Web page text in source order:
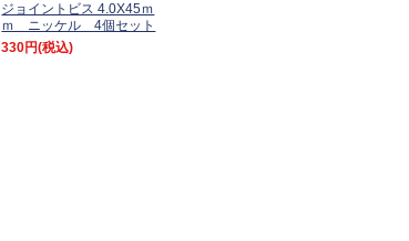
ジョイントビス 4.0X45ｍ
ｍ ニッケル 4個セット
330円(税込)